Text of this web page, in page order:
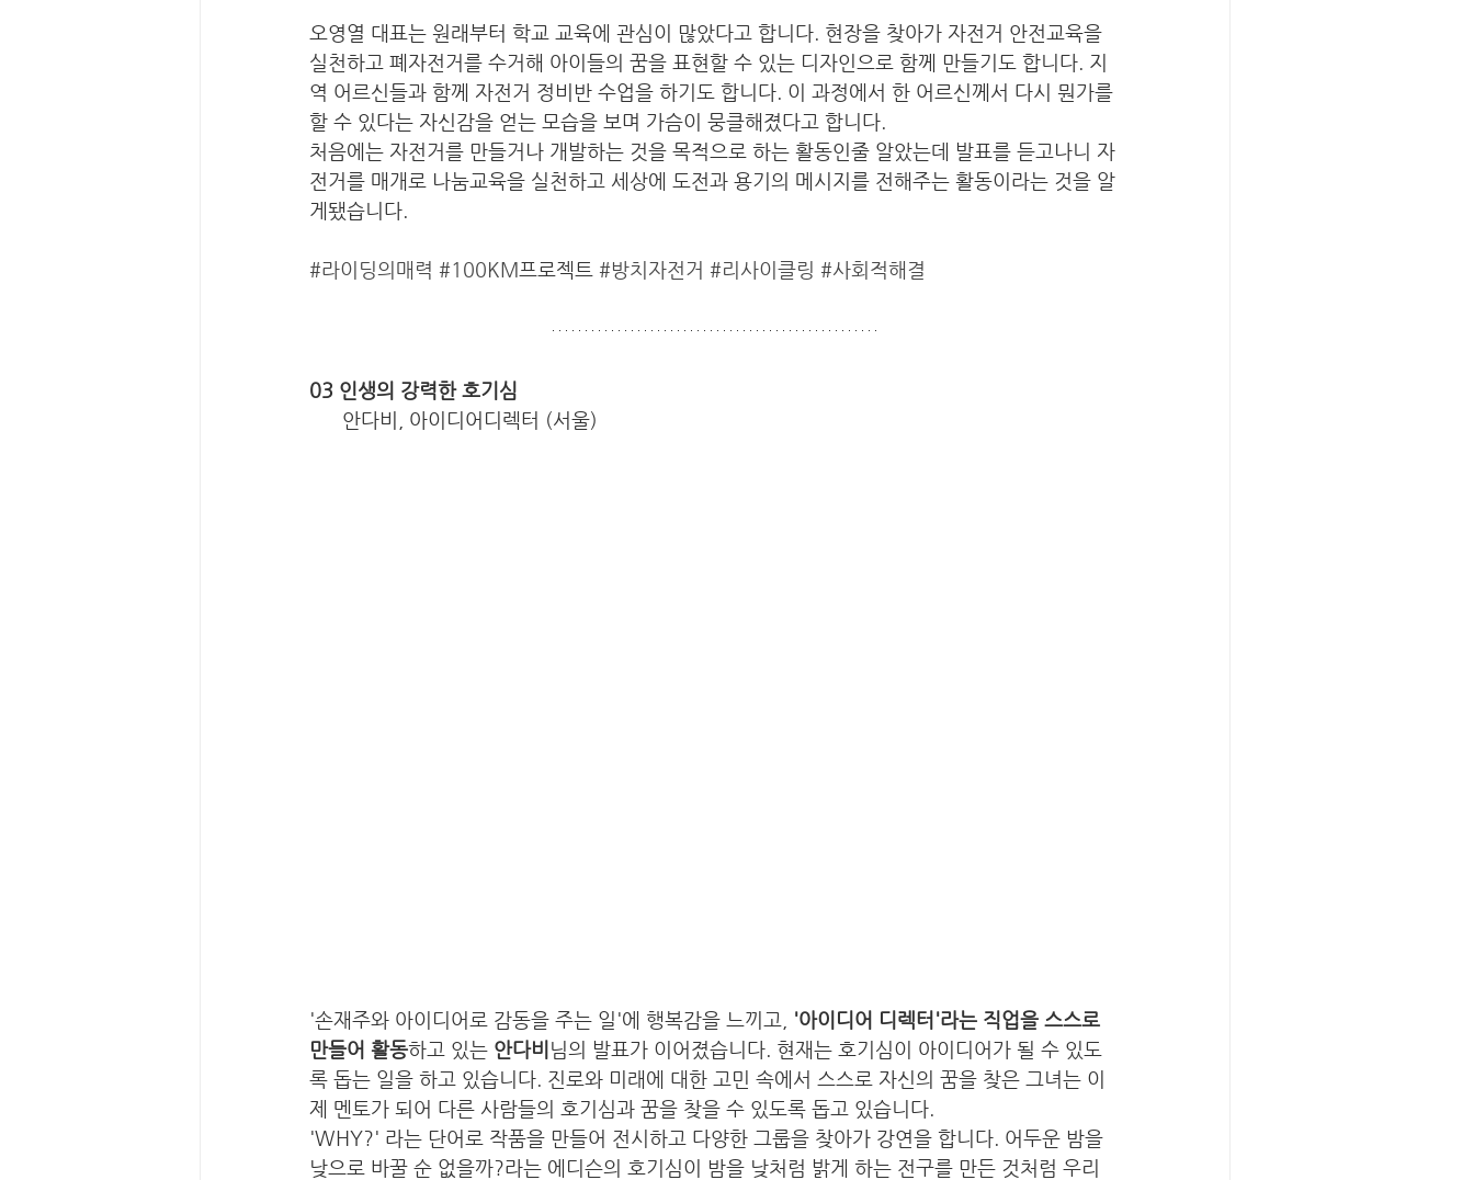
오영열 대표는 원래부터 학교 교육에 관심이 많았다고 합니다. 현장을 찾아가 자전거 안전교육을
실천하고 폐자전거를 수거해 아이들의 꿈을 표현할 수 있는 디자인으로 함께 만들기도 합니다. 지
역 어르신들과 함께 자전거 정비반 수업을 하기도 합니다. 이 과정에서 한 어르신께서 다시 뭔가를
할 수 있다는 자신감을 얻는 모습을 보며 가슴이 뭉클해졌다고 합니다.
처음에는 자전거를 만들거나 개발하는 것을 목적으로 하는 활동인줄 알았는데 발표를 듣고나니 자
전거를 매개로 나눔교육을 실천하고 세상에 도전과 용기의 메시지를 전해주는 활동이라는 것을 알
게됐습니다.
#라이딩의매력 #100KM프로젝트 #방치자전거 #리사이클링 #사회적해결
03 인생의 강력한 호기심
      안다비, 아이디어디렉터 (서울)
'손재주와 아이디어로 감동을 주는 일'에 행복감을 느끼고, '아이디어 디렉터'라는 직업을 스스로
만들어 활동하고 있는 안다비 님의 발표가 이어졌습니다. 현재는 호기심이 아이디어가 될 수 있도
록 돕는 일을 하고 있습니다. 진로와 미래에 대한 고민 속에서 스스로 자신의 꿈을 찾은 그녀는 이
제 멘토가 되어 다른 사람들의 호기심과 꿈을 찾을 수 있도록 돕고 있습니다.
'WHY?' 라는 단어로 작품을 만들어 전시하고 다양한 그룹을 찾아가 강연을 합니다. 어두운 밤을
낮으로 바꿀 순 없을까?라는 에디슨의 호기심이 밤을 낮처럼 밝게 하는 전구를 만든 것처럼 우리